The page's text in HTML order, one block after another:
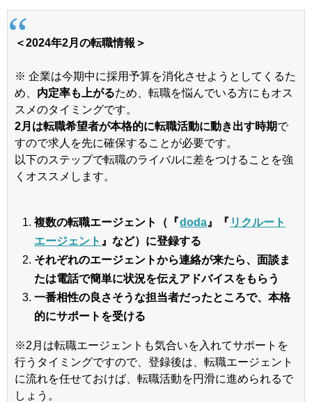
＜2024年2月の転職情報＞
※ 企業は今期中に採用予算を消化させようとしてくるた
め、 内定率も上がるため、転職を悩んでいる方にもオス
スメのタイミングです。
2月は転職希望者が本格的に転職活動に動き出す時期で
すので求人を先に確保することが必要です。
以下のステップで転職のライバルに差をつけることを強
くオススメします。
複数の転職エージェント（『doda 』『 リクルート
エージェント 』など）に登録する
それぞれのエージェントから連絡が来たら、面談ま
たは電話で簡単に状況を伝えアドバイスをもらう
一番相性の良さそうな担当者だったところで、本格
的にサポートを受ける
※2月は転職エージェントも気合いを入れてサポートを
行うタイミングですので、登録後は、転職エージェント
に流れを任せておけば、転職活動を円滑に進められるで
しょう。